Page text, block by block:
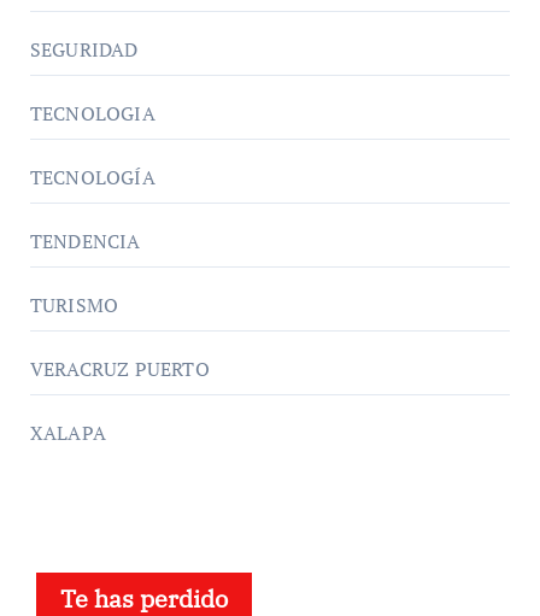
SEGURIDAD
TECNOLOGIA
TECNOLOGÍA
TENDENCIA
TURISMO
VERACRUZ PUERTO
XALAPA
Te has perdido